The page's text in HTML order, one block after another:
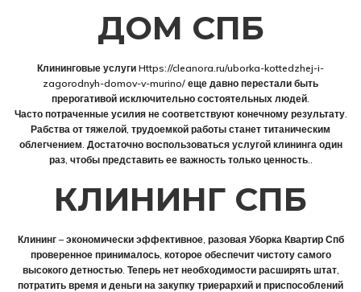
ДОМ СПБ
Клининговые услуги Https://cleanora.ru/uborka-kottedzhej-i-
zagorodnyh-domov-v-murino/ еще давно перестали быть
прерогативой исключительно состоятельных людей.
Часто потраченные усилия не соответствуют конечному результату.
Рабства от тяжелой, трудоемкой работы станет титаническим
облегчением. Достаточно воспользоваться услугой клининга один
раз, чтобы представить ее важность только ценность..
КЛИНИНГ СПБ
Клининг – экономически эффективное, разовая Уборка Квартир Спб
проверенное принималось, которое обеспечит чистоту самого
высокого детностью. Теперь нет необходимости расширять штат,
потратить время и деньги на закупку триерархий и приспособлений